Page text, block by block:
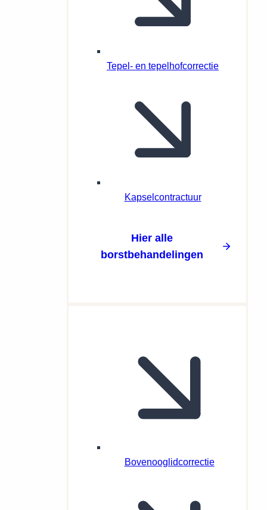
Tepel- en tepelhofcorrectie
Kapselcontractuur
Hier alle
borstbehandelingen
Bovenooglidcorrectie